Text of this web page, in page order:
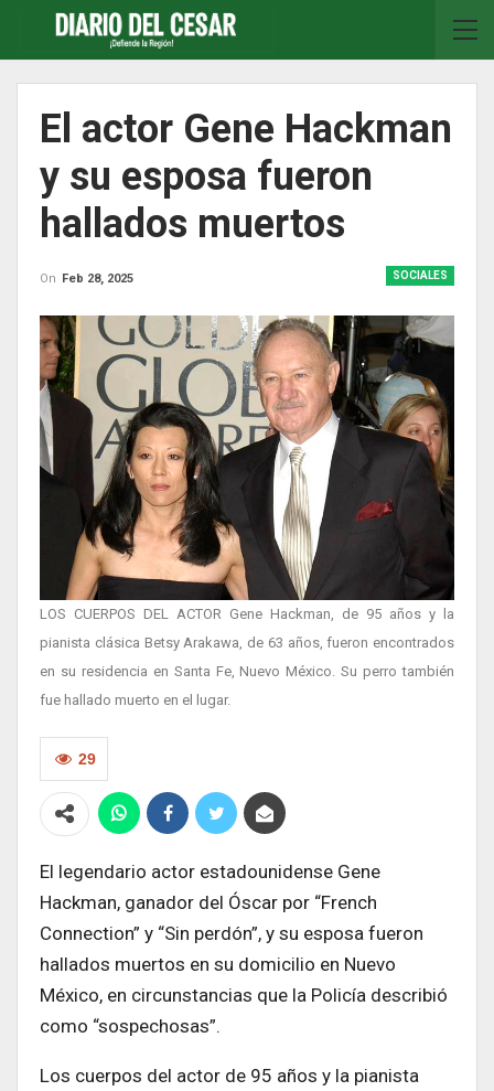
El actor Gene Hackman
y su esposa fueron
hallados muertos
SOCIALES
On Feb 28, 2025
LOS CUERPOS DEL ACTOR Gene Hackman, de 95 años y la
pianista clásica Betsy Arakawa, de 63 años, fueron encontrados
en su residencia en Santa Fe, Nuevo México. Su perro también
fue hallado muerto en el lugar.
29
El legendario actor estadounidense Gene
Hackman, ganador del Óscar por “French
Connection” y “Sin perdón”, y su esposa fueron
hallados muertos en su domicilio en Nuevo
México, en circunstancias que la Policía describió
como “sospechosas”.
Los cuerpos del actor de 95 años y la pianista